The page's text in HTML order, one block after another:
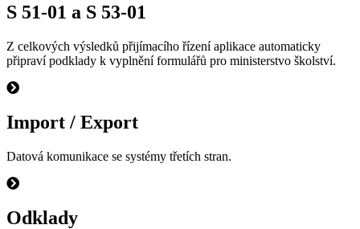
S 51-01 a S 53-01
Z celkových výsledků přijímacího řízení aplikace automaticky
připraví podklady k vyplnění formulářů pro ministerstvo školství.
Import / Export
Datová komunikace se systémy třetích stran.
Odklady